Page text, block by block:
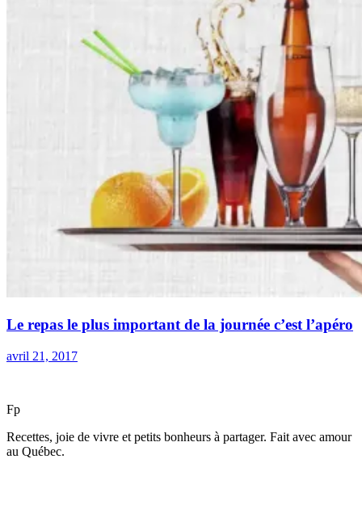
Le repas le plus important de la journée c’est l’apéro
avril 21, 2017
Fp
Recettes, joie de vivre et petits bonheurs à partager. Fait avec amour
au Québec.